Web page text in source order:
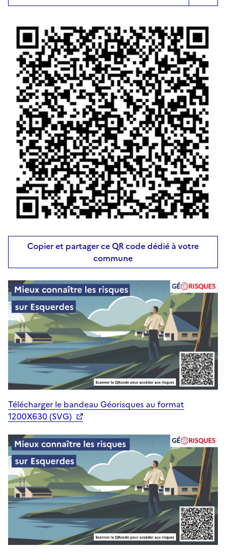
Copier et partager ce QR code dédié à votre
commune
Télécharger le bandeau Géorisques au format
1200X630 (SVG)